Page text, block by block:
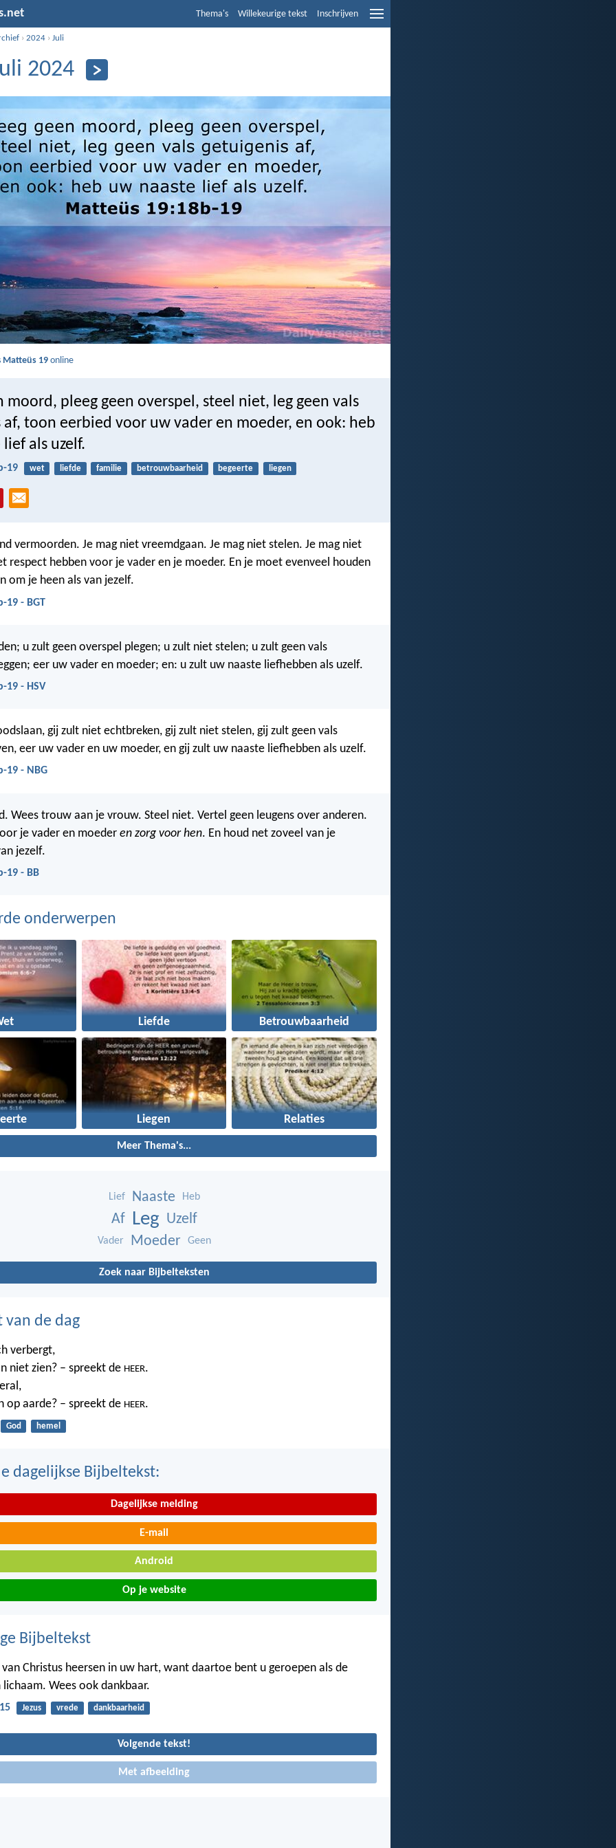
Thema's Willekeurige tekst Inschrijven
›2024 ›Juli
2024
Matteüs 19 online
moord, pleeg geen overspel, steel niet, leg geen vals
af, toon eerbied voor uw vader en moeder, en ook: heb
als uzelf.
19 wet liefde familie betrouwbaarheid begeerte liegen
vermoorden. Je mag niet vreemdgaan. Je mag niet stelen. Je mag niet
respect hebben voor je vader en je moeder. En je moet evenveel houden
om je heen als van jezelf.
19 - BGT
u zult geen overspel plegen; u zult niet stelen; u zult geen vals
eer uw vader en moeder; en: u zult uw naaste liefhebben als uzelf.
19 - HSV
gij zult niet echtbreken, gij zult niet stelen, gij zult geen vals
eer uw vader en uw moeder, en gij zult uw naaste liefhebben als uzelf.
19 - NBG
Wees trouw aan je vrouw. Steel niet. Vertel geen leugens over anderen.
je vader en moeder en zorg voor hen. En houd net zoveel van je
jezelf.
19 - BB
onderwerpen
Liefde Betrouwbaarheid
Liegen Relaties
Meer Thema's...
Lief Naaste Heb
Af Leg Uzelf
Vader Moeder Geen
Zoek naar Bijbelteksten
van de dag
verbergt,
niet zien? – spreekt de HEER.
op aarde? – spreekt de HEER.
God hemel
dagelijkse Bijbeltekst:
Dagelijkse melding
E-mail
Android
Op je website
Bijbeltekst
Christus heersen in uw hart, want daartoe bent u geroepen als de
Wees ook dankbaar.
Jezus vrede dankbaarheid
Volgende tekst!
Met afbeelding